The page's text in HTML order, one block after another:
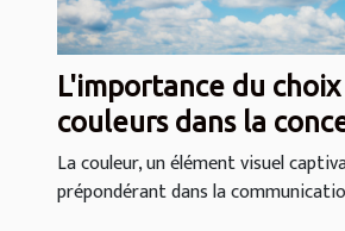
L'importance du
couleurs dans la
ballons publicitaires
La couleur, un élément visuel
prépondérant dans la